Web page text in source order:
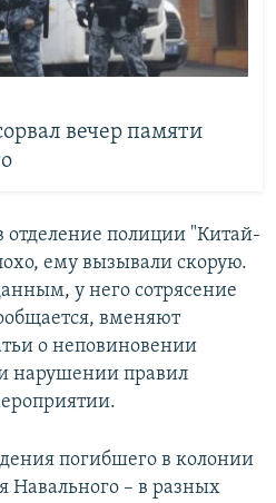
вечер памяти
отделение полиции "Китай-
ему вызывали скорую.
у него сотрясение
вменяют
о неповиновении
нарушении правил
погибшего в колонии
Навального – в разных